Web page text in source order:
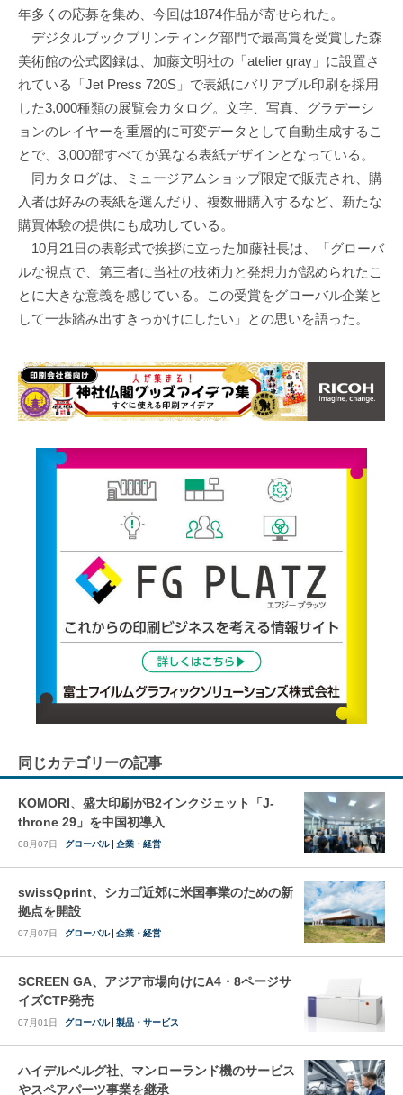
年多くの応募を集め、今回は1874作品が寄せられた。
デジタルブックプリンティング部門で最高賞を受賞した森
美術館の公式図録は、加藤文明社の「atelier gray」に設置さ
れている「Jet Press 720S」で表紙にバリアブル印刷を採用
した3,000種類の展覧会カタログ。文字、写真、グラデーシ
ョンのレイヤーを重層的に可変データとして自動生成するこ
とで、3,000部すべてが異なる表紙デザインとなっている。
同カタログは、ミュージアムショップ限定で販売され、購
入者は好みの表紙を選んだり、複数冊購入するなど、新たな
購買体験の提供にも成功している。
10月21日の表彰式で挨拶に立った加藤社長は、「グローバ
ルな視点で、第三者に当社の技術力と発想力が認められたこ
とに大きな意義を感じている。この受賞をグローバル企業と
して一歩踏み出すきっかけにしたい」との思いを語った。
同じカテゴリーの記事
KOMORI、盛大印刷がB2インクジェット「J-
throne 29」を中国初導入
08月07日 グローバル 企業・経営
swissQprint、シカゴ近郊に⽶国事業のための新
拠点を開設
07月07日 グローバル 企業・経営
SCREEN GA、アジア市場向けにA4・8ページサ
イズCTP発売
07月01日 グローバル 製品・サービス
ハイデルベルグ社、マンローランド機のサービス
やスペアパーツ事業を継承